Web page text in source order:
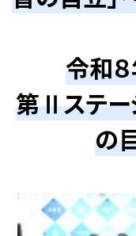
令和
第Ⅱステー
の